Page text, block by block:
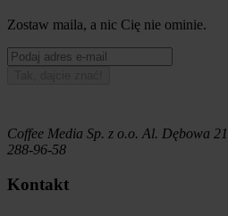
Zostaw maila, a nic Cię nie ominie.
Coffee Media Sp. z o.o. Al. Dębowa 21
288-96-58
Kontakt